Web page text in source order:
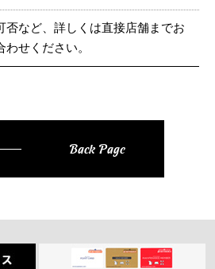
否など、詳しくは直接店舗までお
わせください。
Back Page